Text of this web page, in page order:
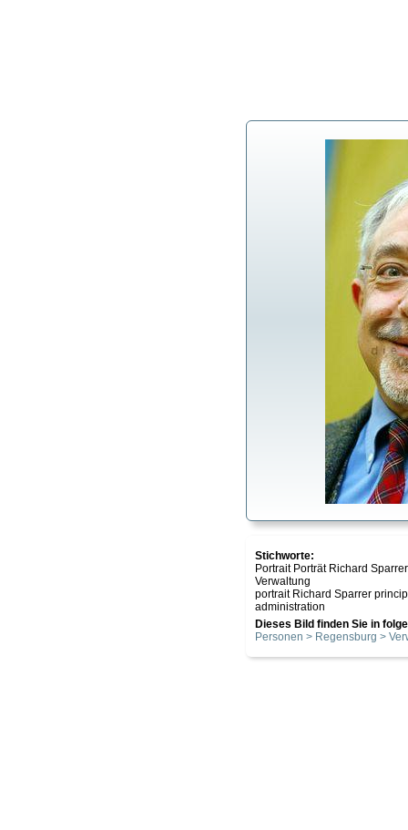
Stichworte:
Portrait Porträt Richard
Verwaltung
portrait Richard Sparrer
administration
Dieses Bild finden Sie in
Personen > Regensburg >